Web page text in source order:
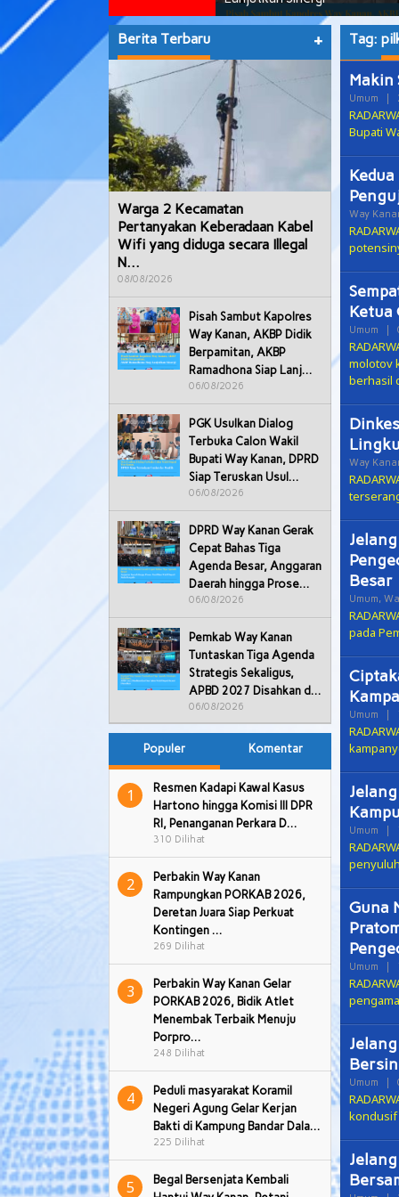
Berita Terbaru +
Warga 2 Kecamatan
Pertanyakan Keberadaan Kabel
Wifi yang diduga secara Illegal
N…
08/08/2026
Pisah Sambut Kapolres
Way Kanan, AKBP Didik
Berpamitan, AKBP
Ramadhona Siap Lanj…
06/08/2026
PGK Usulkan Dialog
Terbuka Calon Wakil
Bupati Way Kanan, DPRD
Siap Teruskan Usul…
06/08/2026
DPRD Way Kanan Gerak
Cepat Bahas Tiga
Agenda Besar, Anggaran
Daerah hingga Prose…
06/08/2026
Pemkab Way Kanan
Tuntaskan Tiga Agenda
Strategis Sekaligus,
APBD 2027 Disahkan d…
06/08/2026
Populer Komentar
1
Resmen Kadapi Kawal Kasus
Hartono hingga Komisi III DPR
RI, Penanganan Perkara D…
310 Dilihat
2
Perbakin Way Kanan
Rampungkan PORKAB 2026,
Deretan Juara Siap Perkuat
Kontingen …
269 Dilihat
3
Perbakin Way Kanan Gelar
PORKAB 2026, Bidik Atlet
Menembak Terbaik Menuju
Porpro…
248 Dilihat
4
Peduli masyarakat Koramil
Negeri Agung Gelar Kerjan
Bakti di Kampung Bandar Dala…
225 Dilihat
5
Begal Bersenjata Kembali
Tag:
Makin
Umum
Bupati
Way
Ketua
Umum
molotov
berhasil
Way
Besar
Umum,
pada
Umum
Umum
Guna
Umum
Umum
kondusif
Pemkab Way
Agenda
2027